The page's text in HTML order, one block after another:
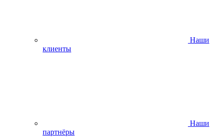
Наши
клиенты
Наши
партнёры